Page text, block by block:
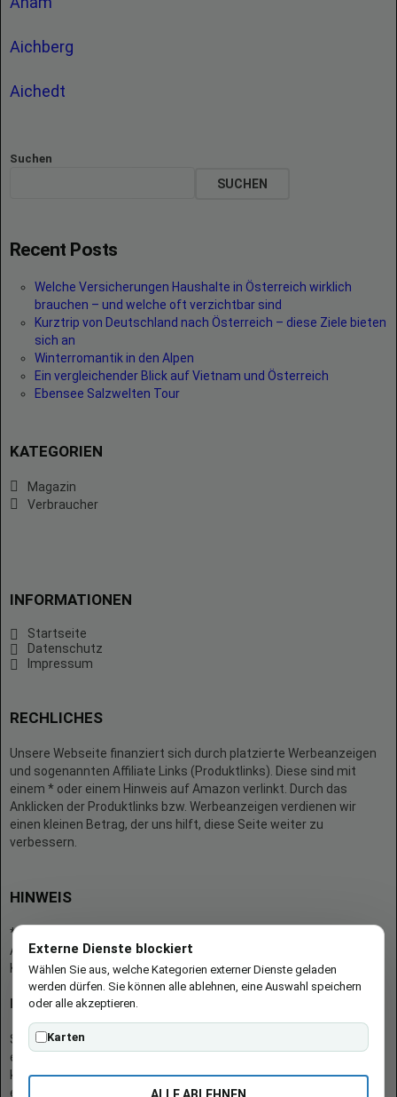
Aichberg
Aichedt
Suchen
SUCHEN
Recent Posts
Welche Versicherungen Haushalte in Österreich wirklich
brauchen – und welche oft verzichtbar sind
Kurztrip von Deutschland nach Österreich – diese Ziele bieten
sich an
Winterromantik in den Alpen
Ein vergleichender Blick auf Vietnam und Österreich
Ebensee Salzwelten Tour
KATEGORIEN
Magazin
Verbraucher
INFORMATIONEN
Startseite
Datenschutz
Impressum
RECHLICHES
Unsere Webseite finanziert sich durch platzierte Werbeanzeigen
und sogenannten Affiliate Links (Produktlinks). Diese sind mit
einem * oder einem Hinweis auf Amazon verlinkt. Durch das
Anklicken der Produktlinks bzw. Werbeanzeigen verdienen wir
einen kleinen Betrag, der uns hilft, diese Seite weiter zu
verbessern.
HINWEIS
* = Afilliate-Link (=Werbung)
Als Amazon-Partner verdient der Seitenbetreiber an qualifizierten
Käufen.
Hinweis zu Preisen und Verfügbarkeiten
Sofern Produktpreise und Verfügbarkeiten angezeigt werden,
entsprechen diese dem angegebenen Stand (Datum/Uhrzeit) und
können sich auf der verlinkten Seite jederzeit ändern. Für den Kauf
eines Produkts gelten die Angaben zu Preis und Verfügbarkeit, die
Externe Dienste blockiert
Wählen Sie aus, welche Kategorien externer Dienste geladen
werden dürfen. Sie können alle ablehnen, eine Auswahl speichern
oder alle akzeptieren.
Karten
ALLE ABLEHNEN